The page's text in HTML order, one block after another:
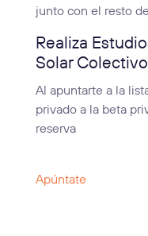
junto con el resto
Realiza
Solar
Al apuntarte a la
privado a la beta
reserva
Apúntate